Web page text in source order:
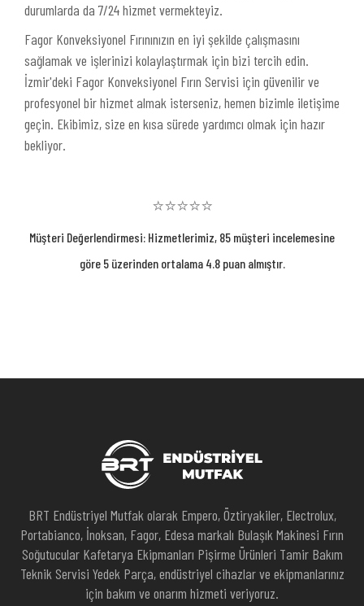
durumlarda da 7/24 hizmet vermekteyiz.
Fagor Konveksiyonel Fırınınızın en iyi şekilde çalışmasını
sağlamak ve işlerinizi kolaylaştırmak için bizi tercih edin.
İzmir'deki Fagor Konveksiyonel Fırın Servisi için güvenilir ve
profesyonel bir hizmet almak isterseniz, hemen bizimle iletişime
geçin. Ekibimiz, size en kısa sürede yardımcı olmak için hazır
bekliyor.
⭐⭐⭐⭐⭐
Müşteri Değerlendirmesi: Hizmetlerimiz, 85 müşteri incelemesine
göre 5 üzerinden ortalama 4.8 puan almıştır.
BRT Endüstriyel Mutfak olarak Empero, Öztiryakiler, Electrolux,
Portabianco, İnoksan, Fagor, Edesa markalı Bulaşık Makinesi Fırın
Soğutucular Kafetarya Ekipmanları Pişirme Ürünleri Tamir Bakım
Teknik Servisi Yedek Parça, endüstriyel cihazlar ve ekipmanlarınız
için bakım ve onarım hizmeti veriyoruz.